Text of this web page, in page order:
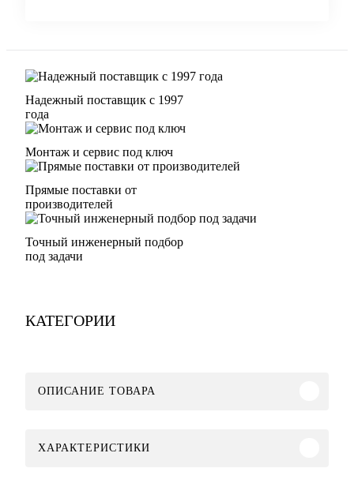
Надежный поставщик с 1997
года
Монтаж и сервис под ключ
Прямые поставки от
производителей
Точный инженерный подбор
под задачи
КАТЕГОРИИ
ОПИСАНИЕ ТОВАРА
ХАРАКТЕРИСТИКИ